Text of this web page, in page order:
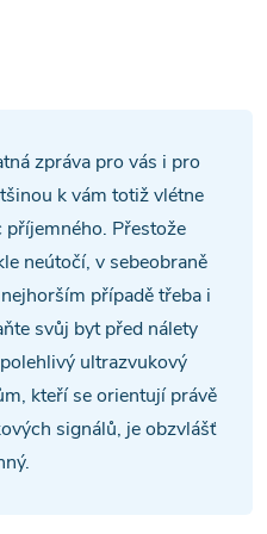
zpráva pro vás i pro
k vám totiž vlétne
Přestože
neútočí, v sebeobraně
případě třeba i
svůj byt před nálety
ultrazvukový
kteří se orientují právě
signálů, je obzvlášť